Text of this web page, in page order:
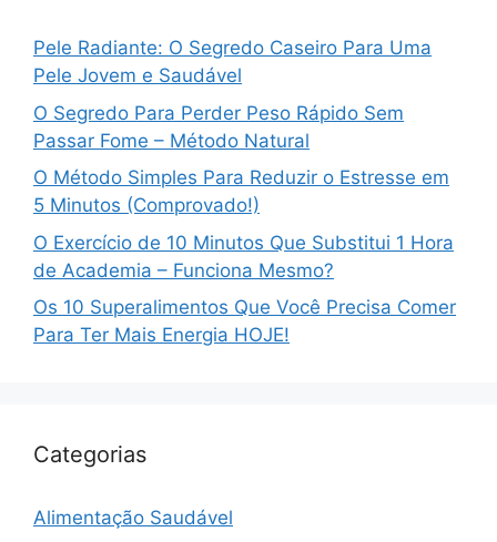
Pele Radiante: O Segredo Caseiro Para Uma
Pele Jovem e Saudável
O Segredo Para Perder Peso Rápido Sem
Passar Fome – Método Natural
O Método Simples Para Reduzir o Estresse em
5 Minutos (Comprovado!)
O Exercício de 10 Minutos Que Substitui 1 Hora
de Academia – Funciona Mesmo?
Os 10 Superalimentos Que Você Precisa Comer
Para Ter Mais Energia HOJE!
Categorias
Alimentação Saudável